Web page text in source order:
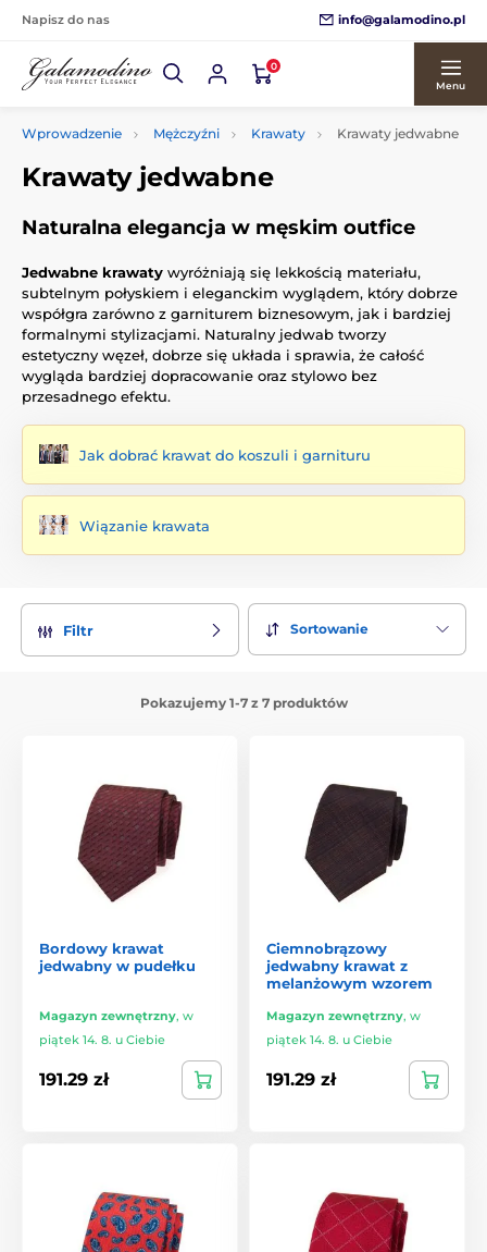
Napisz do nas info@galamodino.pl
0
Menu
Wprowadzenie Mężczyźni Krawaty Krawaty jedwabne
Krawaty jedwabne
Naturalna elegancja w męskim outfice
Jedwabne krawaty wyróżniają się lekkością materiału,
subtelnym połyskiem i eleganckim wyglądem, który dobrze
współgra zarówno z garniturem biznesowym, jak i bardziej
formalnymi stylizacjami. Naturalny jedwab tworzy
estetyczny węzeł, dobrze się układa i sprawia, że całość
wygląda bardziej dopracowanie oraz stylowo bez
przesadnego efektu.
Jak dobrać krawat do koszuli i garnituru
Wiązanie krawata
Filtr Sortowanie
Pokazujemy 1-7 z 7 produktów
Bordowy krawat
jedwabny w pudełku
Magazyn zewnętrzny, w
piątek 14. 8. u Ciebie
191.29 zł
Ciemnobrązowy
jedwabny krawat z
melanżowym wzorem
Magazyn zewnętrzny, w
piątek 14. 8. u Ciebie
191.29 zł